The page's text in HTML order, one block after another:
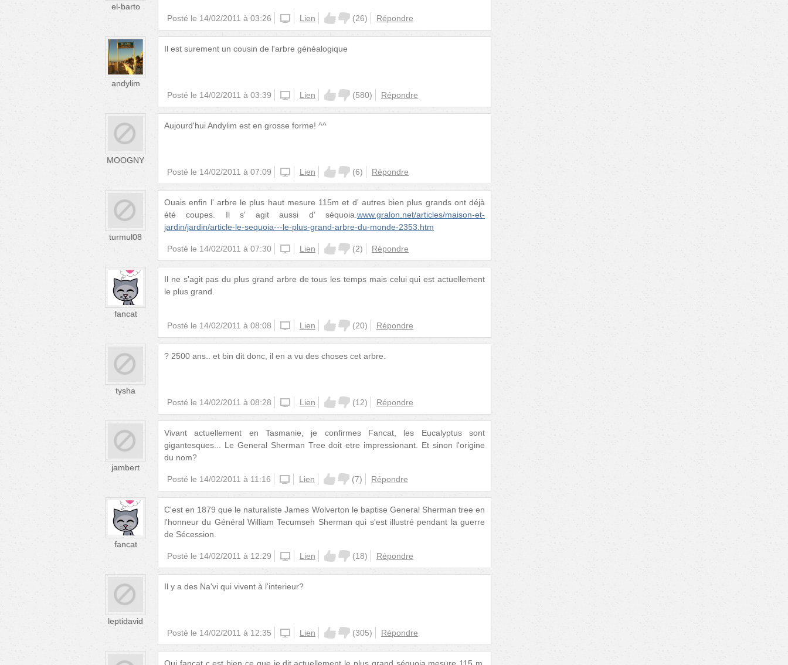
el-barto
Posté le 14/02/2011 à 03:26 unknown
Lien (26) Répondre
andylim
Il est surement un cousin de l'arbre généalogique
Posté le 14/02/2011 à 03:39 unknown
Lien (580) Répondre
MOOGNY
Aujourd'hui Andylim est en grosse forme! ^^
Posté le 14/02/2011 à 07:09 unknown
Lien (6) Répondre
turmul08
Ouais enfin l' arbre le plus haut mesure 115m et d' autres bien plus grands ont déjà
été coupes. Il s' agit aussi d' séquoia. www.gralon.net/articles/maison-et-
jardin/jardin/article-le-sequoia---le-plus-grand-arbre-du-monde-2353.htm
Posté le 14/02/2011 à 07:30 unknown
Lien (2) Répondre
fancat
Il ne s'agit pas du plus grand arbre de tous les temps mais celui qui est actuellement
le plus grand.
Posté le 14/02/2011 à 08:08 unknown
Lien (20) Répondre
tysha
? 2500 ans.. et bin dit donc, il en a vu des choses cet arbre.
Posté le 14/02/2011 à 08:28 unknown
Lien (12) Répondre
jambert
Vivant actuellement en Tasmanie, je confirmes Fancat, les Eucalyptus sont
gigantesques... Le General Sherman Tree doit etre impressionant. Et sinon l'origine
du nom?
Posté le 14/02/2011 à 11:16 unknown
Lien (7) Répondre
fancat
C'est en 1879 que le naturaliste James Wolverton le baptise General Sherman tree en
l'honneur du Général William Tecumseh Sherman qui s'est illustré pendant la guerre
de Sécession.
Posté le 14/02/2011 à 12:29 unknown
Lien (18) Répondre
leptidavid
Il y a des Na'vi qui vivent à l'interieur?
Posté le 14/02/2011 à 12:35 unknown
Lien (305) Répondre